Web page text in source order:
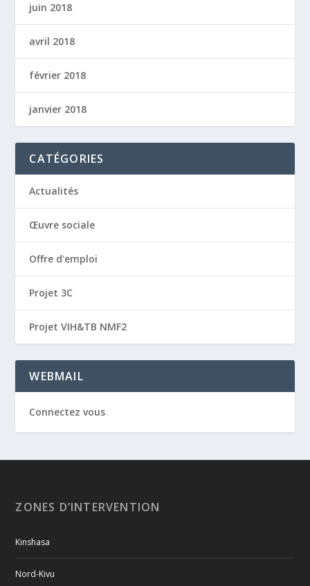
juin 2018
avril 2018
février 2018
janvier 2018
CATÉGORIES
Actualités
Œuvre sociale
Offre d'emploi
Projet 3C
Projet VIH&TB NMF2
WEBMAIL
Connectez vous
ZONES D’INTERVENTION
Kinshasa
Nord-Kivu